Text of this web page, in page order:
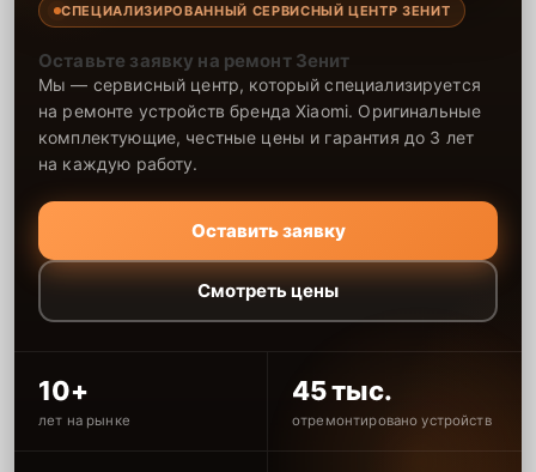
СПЕЦИАЛИЗИРОВАННЫЙ СЕРВИСНЫЙ ЦЕНТР ЗЕНИТ
Оставьте заявку на ремонт Зенит
Мы — сервисный центр, который специализируется
на ремонте устройств бренда Xiaomi. Оригинальные
комплектующие, честные цены и гарантия до 3 лет
на каждую работу.
Оставить заявку
Смотреть цены
10+
лет на рынке
45 тыс.
отремонтировано устройств